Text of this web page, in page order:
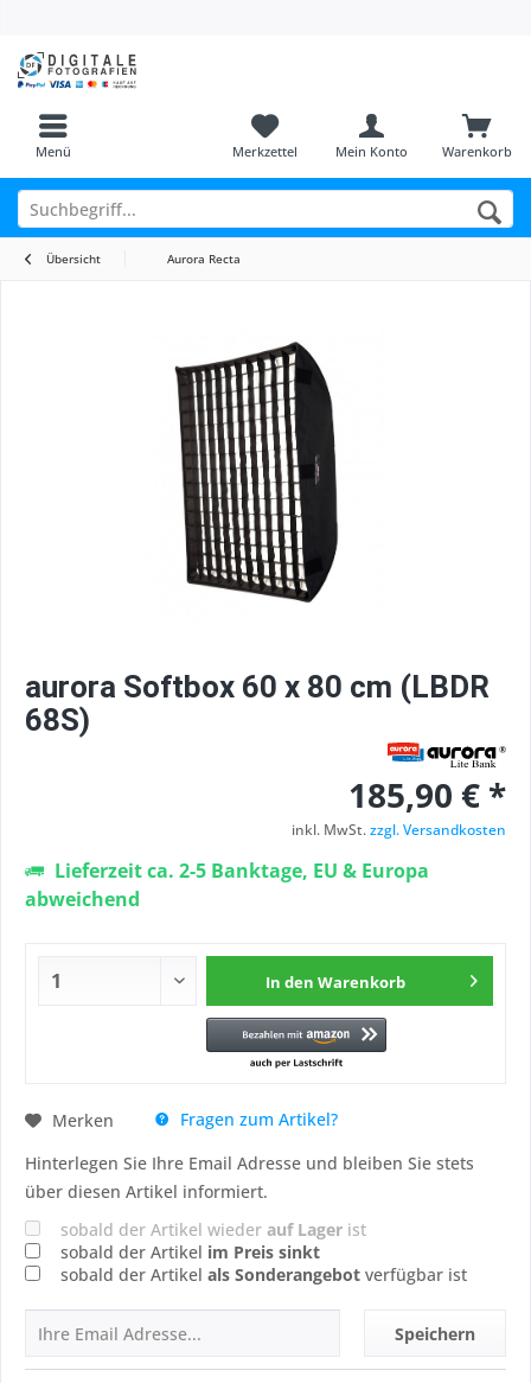
Menü Warenkorb
Merkzettel Mein Konto
Übersicht Aurora Recta
aurora Softbox 60 x 80 cm (LBDR
68S)
185,90 € *
inkl. MwSt.zzgl. Versandkosten
Lieferzeit ca. 2-5 Banktage, EU & Europa
abweichend
In den Warenkorb
Merken
Fragen zum Artikel?
Hinterlegen Sie Ihre Email Adresse und bleiben Sie stets
über diesen Artikel informiert.
sobald der Artikel wieder auf Lager ist
sobald der Artikel im Preis sinkt
sobald der Artikel als Sonderangebot verfügbar ist
Speichern